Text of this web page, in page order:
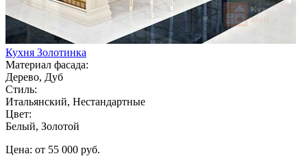
Кухня Золотинка
Материал фасада:
Дерево, Дуб
Стиль:
Итальянский, Нестандартные
Цвет:
Белый, Золотой
Цена: от 55 000 руб.